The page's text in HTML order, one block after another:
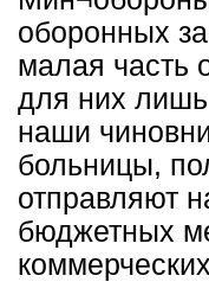
оборонных
малая часть
для них
наши
больницы,
отправляют
бюджетных